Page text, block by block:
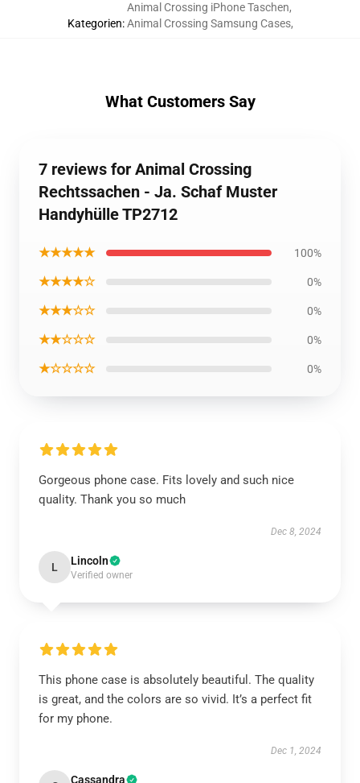
Kategorien:
Animal Crossing iPhone Taschen,
Animal Crossing Samsung Cases,
What Customers Say
7 reviews for Animal Crossing
Rechtssachen - Ja. Schaf Muster
Handyhülle TP2712
★★★★★ 100%
★★★★☆ 0%
★★★☆☆ 0%
★★☆☆☆ 0%
★☆☆☆☆ 0%
Gorgeous phone case. Fits lovely and such nice
quality. Thank you so much
Dec 8, 2024
L Lincoln
Verified owner
This phone case is absolutely beautiful. The quality
is great, and the colors are so vivid. It’s a perfect fit
for my phone.
Dec 1, 2024
Cassandra